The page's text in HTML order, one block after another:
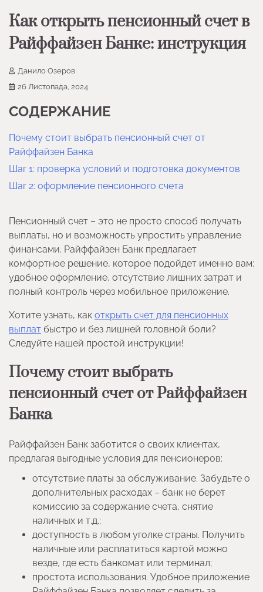
Как открыть пенсионный счет в
Райффайзен Банке: инструкция
Данило Озеров
26 Листопада, 2024
СОДЕРЖАНИЕ
Почему стоит выбрать пенсионный счет от
Райффайзен Банка
Шаг 1: проверка условий и подготовка документов
Шаг 2: оформление пенсионного счета
Пенсионный счет – это не просто способ получать
выплаты, но и возможность упростить управление
финансами. Райффайзен Банк предлагает
комфортное решение, которое подойдет именно вам:
удобное оформление, отсутствие лишних затрат и
полный контроль через мобильное приложение.
Хотите узнать, как открыть счет для пенсионных
выплат быстро и без лишней головной боли?
Следуйте нашей простой инструкции!
Почему стоит выбрать
пенсионный счет от Райффайзен
Банка
Райффайзен Банк заботится о своих клиентах,
предлагая выгодные условия для пенсионеров:
отсутствие платы за обслуживание. Забудьте о
дополнительных расходах – банк не берет
комиссию за содержание счета, снятие
наличных и т.д.;
доступность в любом уголке страны. Получить
наличные или расплатиться картой можно
везде, где есть банкомат или терминал;
простота использования. Удобное приложение